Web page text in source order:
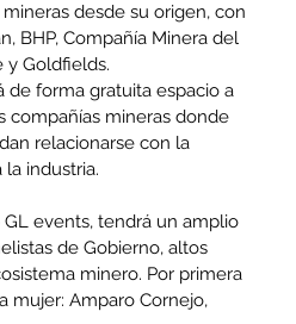
desde su origen, con
BHP, Compañía Minera del
y Goldfields.
de forma gratuita espacio a
compañías mineras donde
relacionarse con la
industria.
GL events, tendrá un amplio
de Gobierno, altos
minero. Por primera
mujer: Amparo Cornejo,